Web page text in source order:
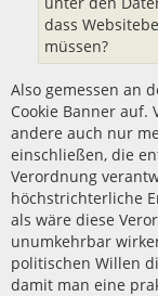
dass
müssen?
Also gemessen an
Cookie Banner
andere auch nur
einschließen, die
Verordnung
höchstrichterliche
als wäre diese
unumkehrbar
politischen Willen
damit man eine